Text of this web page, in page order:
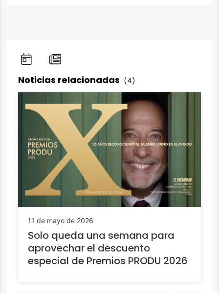
Noticias relacionadas (4)
11 de mayo de 2026
Solo queda una semana para
aprovechar el descuento
especial de Premios PRODU 2026